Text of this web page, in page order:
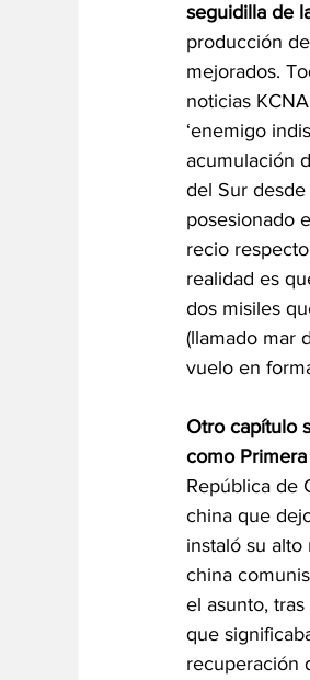
seguidilla de
producción
mejorados.
noticias
‘enemigo
acumulación
del Sur
posesionado
recio
realidad es
dos misiles
(llamado mar
vuelo en
Otro capítulo
como
República de
china que
instaló su
china
el asunto,
que
recuperación